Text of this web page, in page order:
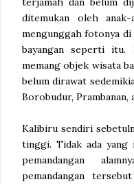
ditemukan oleh
mengunggah fotonya
bayangan seperti itu.
memang objek wisata
belum dirawat
Borobudur,
Kalibiru sendiri
tinggi. Tidak ada
pemandangan
pemandangan